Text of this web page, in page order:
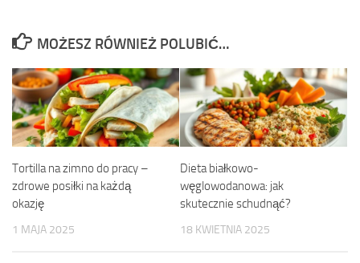
MOŻESZ RÓWNIEŻ POLUBIĆ…
Tortilla na zimno do pracy –
zdrowe posiłki na każdą
okazję
1 MAJA 2025
Dieta białkowo-
węglowodanowa: jak
skutecznie schudnąć?
18 KWIETNIA 2025